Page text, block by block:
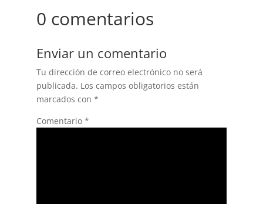
0 comentarios
Enviar un comentario
Tu dirección de correo electrónico no será
publicada. Los campos obligatorios están
marcados con *
Comentario *